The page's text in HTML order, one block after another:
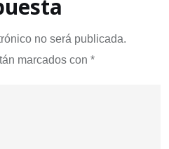
no será publicada.
marcados con *